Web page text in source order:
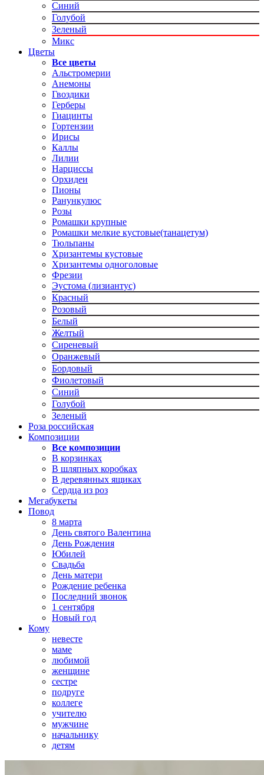
Синий
Голубой
Зеленый
Микс
Цветы
Все цветы
Альстромерии
Анемоны
Гвоздики
Герберы
Гиацинты
Гортензии
Ирисы
Каллы
Лилии
Нарциссы
Орхидеи
Пионы
Ранункулюс
Розы
Ромашки крупные
Ромашки мелкие кустовые(танацетум)
Тюльпаны
Хризантемы кустовые
Хризантемы одноголовые
Фрезии
Эустома (лизиантус)
Красный
Розовый
Белый
Желтый
Сиреневый
Оранжевый
Бордовый
Фиолетовый
Синий
Голубой
Зеленый
Роза российская
Композиции
Все композиции
В корзинках
В шляпных коробках
В деревянных ящиках
Сердца из роз
Мегабукеты
Повод
8 марта
День святого Валентина
День Рождения
Юбилей
Свадьба
День матери
Рождение ребенка
Последний звонок
1 сентября
Новый год
Кому
невесте
маме
любимой
женщине
сестре
подруге
коллеге
учителю
мужчине
начальнику
детям